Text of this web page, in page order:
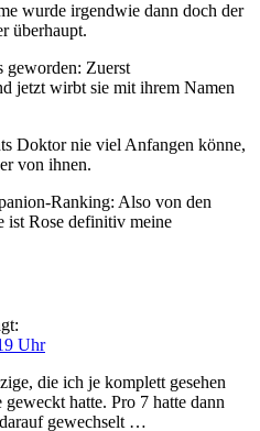
wurde irgendwie dann doch der
überhaupt.
geworden: Zuerst
jetzt wirbt sie mit ihrem Namen
Doktor nie viel Anfangen könne,
von ihnen.
Ranking: Also von den
ist Rose definitiv meine
Uhr
die ich je komplett gesehen
hatte. Pro 7 hatte dann
gewechselt …